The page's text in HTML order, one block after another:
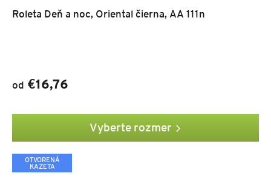
Roleta Deň a noc, Oriental čierna, AA 111n
od €16,76
Vyberte rozmer
OTVORENÁ
KAZETA